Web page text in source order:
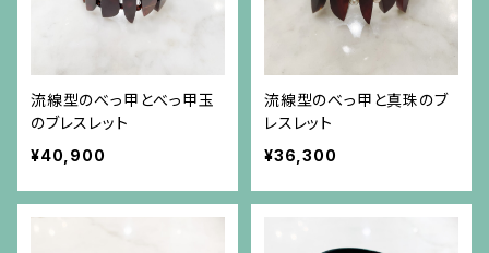
流線型のべっ甲とべっ甲玉
のブレスレット
¥40,900
流線型のべっ甲と真珠のブ
レスレット
¥36,300